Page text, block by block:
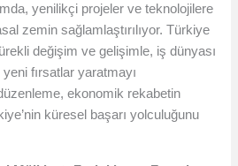
yenilikçi projeler ve teknolojilere
zemin sağlamlaştırılıyor. Türkiye
değişim ve gelişimle, iş dünyası
fırsatlar yaratmayı
ekonomik rekabetin
küresel başarı yolculuğunu